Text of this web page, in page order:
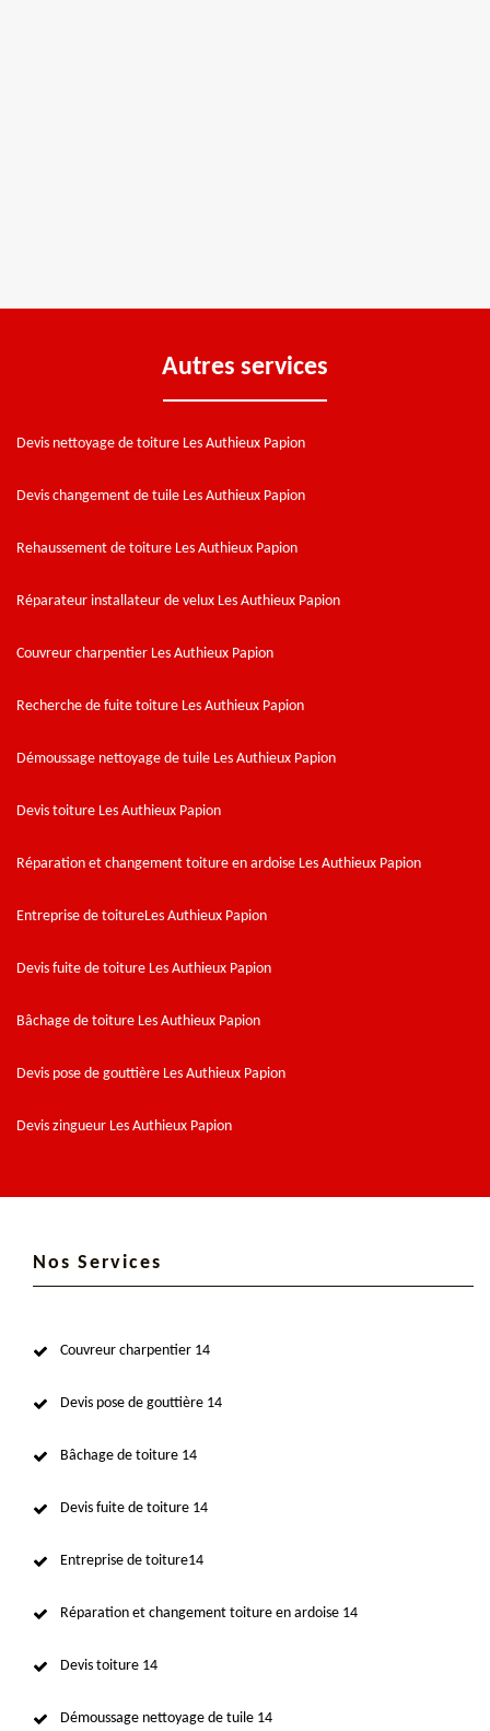
Autres services
Devis nettoyage de toiture Les Authieux Papion
Devis changement de tuile Les Authieux Papion
Rehaussement de toiture Les Authieux Papion
Réparateur installateur de velux Les Authieux Papion
Couvreur charpentier Les Authieux Papion
Recherche de fuite toiture Les Authieux Papion
Démoussage nettoyage de tuile Les Authieux Papion
Devis toiture Les Authieux Papion
Réparation et changement toiture en ardoise Les Authieux Papion
Entreprise de toitureLes Authieux Papion
Devis fuite de toiture Les Authieux Papion
Bâchage de toiture Les Authieux Papion
Devis pose de gouttière Les Authieux Papion
Devis zingueur Les Authieux Papion
Nos Services
Couvreur charpentier 14
Devis pose de gouttière 14
Bâchage de toiture 14
Devis fuite de toiture 14
Entreprise de toiture14
Réparation et changement toiture en ardoise 14
Devis toiture 14
Démoussage nettoyage de tuile 14